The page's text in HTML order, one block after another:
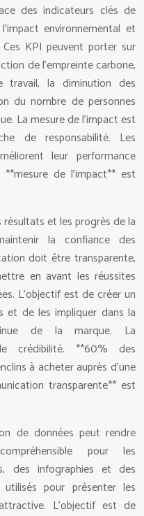
des indicateurs clés de
environnemental et
KPI peuvent porter sur
de l’empreinte carbone,
travail, la diminution des
du nombre de personnes
La mesure de l’impact est
de responsabilité. Les
leur performance
de l’impact** est
et les progrès de la
la confiance des
doit être transparente,
en avant les réussites
L’objectif est de créer un
et de les impliquer dans la
de la marque. La
crédibilité. **60% des
à acheter auprès d’une
transparente** est
de données peut rendre
pour les
des infographies et des
pour présenter les
L’objectif est de